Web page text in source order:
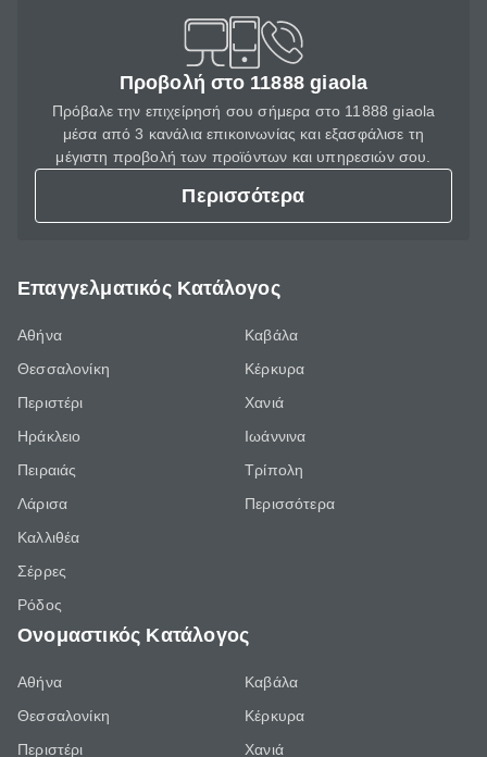
Προβολή στο 11888 giaola
Πρόβαλε την επιχείρησή σου σήμερα στο 11888 giaola
μέσα από 3 κανάλια επικοινωνίας και εξασφάλισε τη
μέγιστη προβολή των προϊόντων και υπηρεσιών σου.
Περισσότερα
Επαγγελματικός Κατάλογος
Αθήνα
Θεσσαλονίκη
Περιστέρι
Ηράκλειο
Πειραιάς
Λάρισα
Καλλιθέα
Σέρρες
Ρόδος
Καβάλα
Κέρκυρα
Χανιά
Ιωάννινα
Τρίπολη
Περισσότερα
Ονομαστικός Κατάλογος
Αθήνα
Θεσσαλονίκη
Περιστέρι
Καβάλα
Κέρκυρα
Χανιά